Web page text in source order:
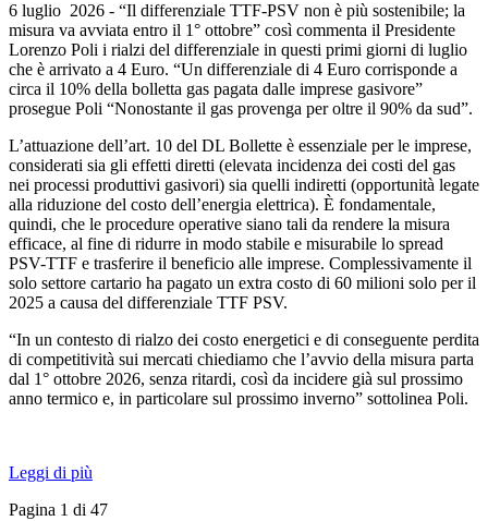
6 luglio 2026 - “Il differenziale TTF-PSV non è più sostenibile; la
misura va avviata entro il 1° ottobre” così commenta il Presidente
Lorenzo Poli i rialzi del differenziale in questi primi giorni di luglio
che è arrivato a 4 Euro. “Un differenziale di 4 Euro corrisponde a
circa il 10% della bolletta gas pagata dalle imprese gasivore”
prosegue Poli “Nonostante il gas provenga per oltre il 90% da sud”.
L’attuazione dell’art. 10 del DL Bollette è essenziale per le imprese,
considerati sia gli effetti diretti (elevata incidenza dei costi del gas
nei processi produttivi gasivori) sia quelli indiretti (opportunità legate
alla riduzione del costo dell’energia elettrica). È fondamentale,
quindi, che le procedure operative siano tali da rendere la misura
efficace, al fine di ridurre in modo stabile e misurabile lo spread
PSV-TTF e trasferire il beneficio alle imprese. Complessivamente il
solo settore cartario ha pagato un extra costo di 60 milioni solo per il
2025 a causa del differenziale TTF PSV.
“In un contesto di rialzo dei costo energetici e di conseguente perdita
di competitività sui mercati chiediamo che l’avvio della misura parta
dal 1° ottobre 2026, senza ritardi, così da incidere già sul prossimo
anno termico e, in particolare sul prossimo inverno” sottolinea Poli.
Leggi di più
Pagina 1 di 47